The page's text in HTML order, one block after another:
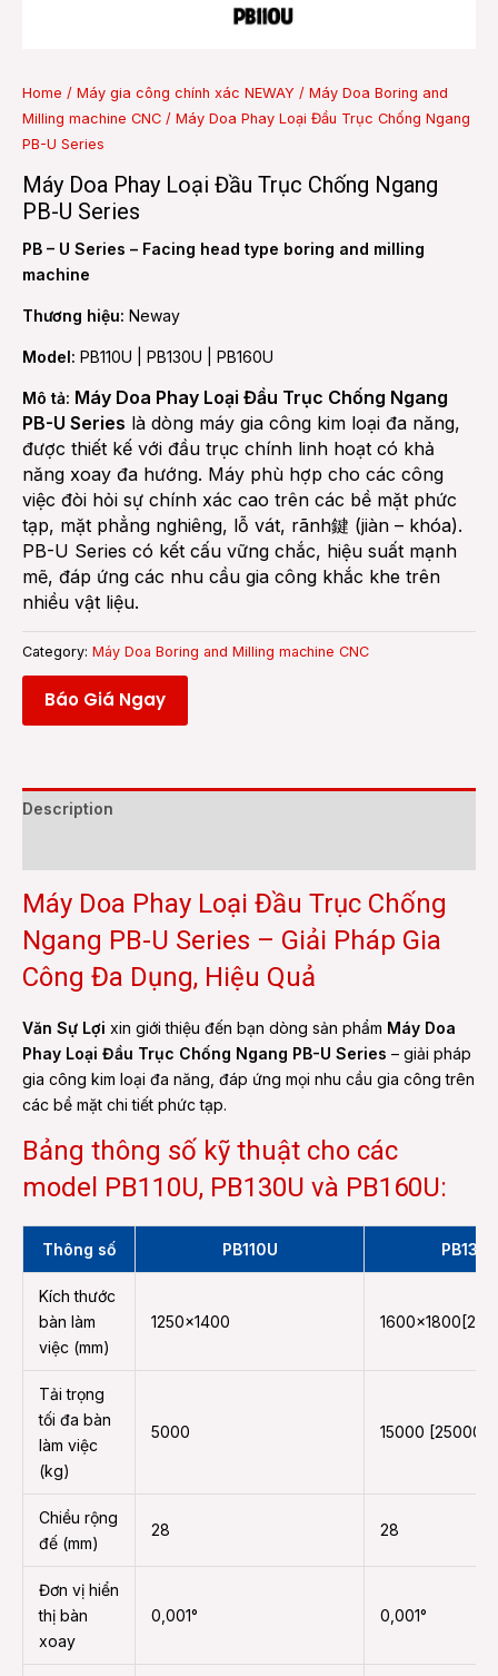
Home / Máy gia công chính xác NEWAY / Máy Doa Boring and
Milling machine CNC / Máy Doa Phay Loại Đầu Trục Chống Ngang
PB-U Series
Máy Doa Phay Loại Đầu Trục Chống Ngang
PB-U Series
PB – U Series – Facing head type boring and milling
machine
Thương hiệu: Neway
Model: PB110U | PB130U | PB160U
Mô tả: Máy Doa Phay Loại Đầu Trục Chống Ngang
PB-U Series là dòng máy gia công kim loại đa năng,
được thiết kế với đầu trục chính linh hoạt có khả
năng xoay đa hướng. Máy phù hợp cho các công
việc đòi hỏi sự chính xác cao trên các bề mặt phức
tạp, mặt phẳng nghiêng, lỗ vát, rãnh鍵 (jiàn – khóa).
PB-U Series có kết cấu vững chắc, hiệu suất mạnh
mẽ, đáp ứng các nhu cầu gia công khắc khe trên
nhiều vật liệu.
Category: Máy Doa Boring and Milling machine CNC
Báo Giá Ngay
Description
Máy Doa Phay Loại Đầu Trục Chống
Ngang PB-U Series – Giải Pháp Gia
Công Đa Dụng, Hiệu Quả
Văn Sự Lợi xin giới thiệu đến bạn dòng sản phẩm Máy Doa
Phay Loại Đầu Trục Chống Ngang PB-U Series – giải pháp
gia công kim loại đa năng, đáp ứng mọi nhu cầu gia công trên
các bề mặt chi tiết phức tạp.
Bảng thông số kỹ thuật cho các
model PB110U, PB130U và PB160U:
Thông số PB110U
Kích thước
bàn làm
việc (mm)
1250×1400
Tải trọng
tối đa bàn
làm việc
(kg)
5000 15000 [25000]
Chiều rộng
đế (mm)
28 28
Đơn vị hiển
thị bàn
xoay
0,001° 0,001°